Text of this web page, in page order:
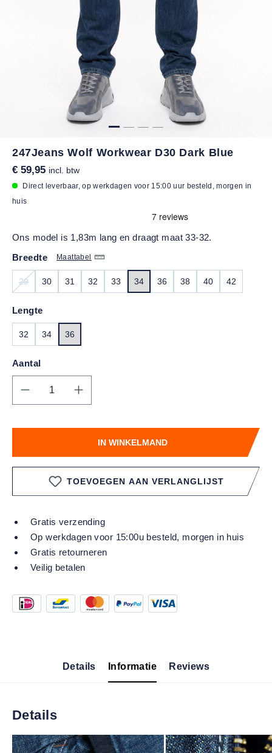
247Jeans Wolf Workwear D30 Dark Blue
€ 59,95 incl. btw
Direct leverbaar, op werkdagen voor 15:00 uur besteld, morgen in
huis
Ons model is 1,83m lang en draagt maat 33-32.
Maattabel
Breedte
29 30 31 32 33 34 36 38 40 42
Lengte
32 34 36
Aantal
Producthoeveelheid: Voer de gewenste
IN WINKELMAND
TOEVOEGEN AAN VERLANGLIJST
Gratis verzending
Op werkdagen voor 15:00u besteld, morgen in huis
Gratis retourneren
Veilig betalen
Details Informatie Reviews
Details